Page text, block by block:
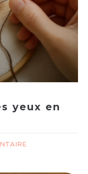
yeux en